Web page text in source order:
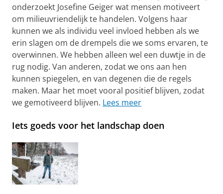
onderzoekt Josefine Geiger wat mensen motiveert
om milieuvriendelijk te handelen. Volgens haar
kunnen we als individu veel invloed hebben als we
erin slagen om de drempels die we soms ervaren, te
overwinnen. We hebben alleen wel een duwtje in de
rug nodig. Van anderen, zodat we ons aan hen
kunnen spiegelen, en van degenen die de regels
maken. Maar het moet vooral positief blijven, zodat
we gemotiveerd blijven. Lees meer
Iets goeds voor het landschap doen